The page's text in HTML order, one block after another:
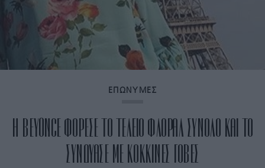
ΕΠΩΝΥΜΕΣ
H BEYONCE ΦΟΡΕΣΕ ΤΟ ΤΕΛΕΙΟ ΦΛΟΡΑΛ ΣΥΝΟΛΟ ΚΑΙ ΤΟ
ΣΥΝΔΥΑΣΕ ΜΕ ΚΟΚΚΙΝΕΣ ΓΟΒΕΣ